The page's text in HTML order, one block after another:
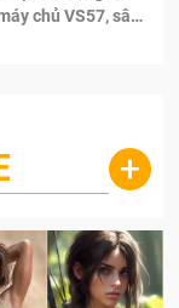
chủ VS57, sân
+
xinh dưới nét vẽ